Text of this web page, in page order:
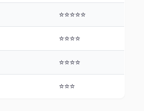
⭐⭐⭐⭐⭐
⭐⭐⭐⭐
⭐⭐⭐⭐
⭐⭐⭐